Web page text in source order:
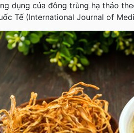
dụng của đông trùng hạ thảo
Tế (International Journal of